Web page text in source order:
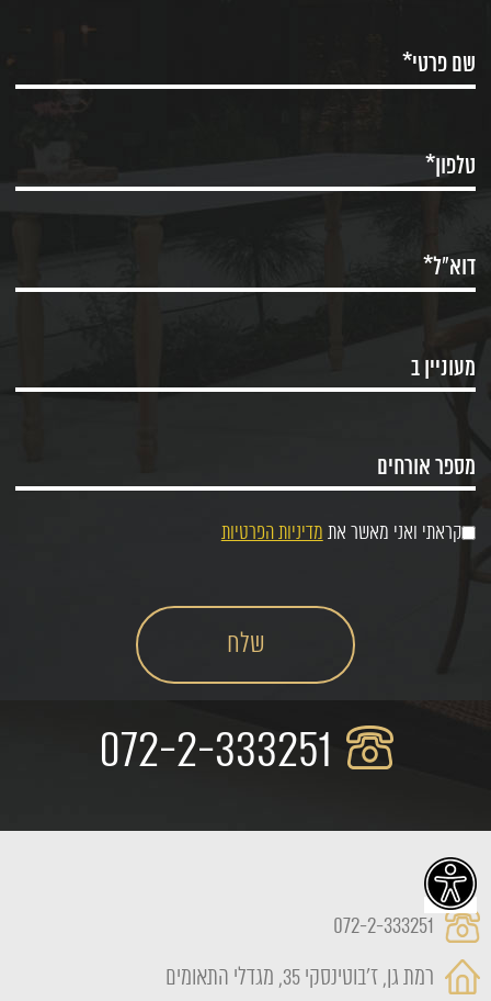
קראתי ואני מאשר את מדיניות הפרטיות
072-2-333251
רמת גן, ז'בוטינסקי 35, מגדלי התאומים